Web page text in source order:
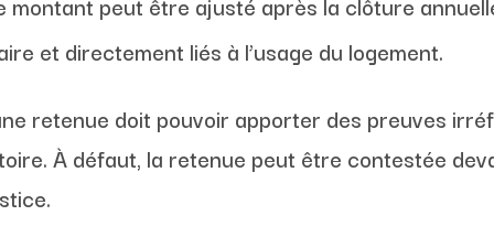
et directement liés à l’usage du logement.
retenue doit pouvoir apporter des preuves
À défaut, la retenue peut être contestée